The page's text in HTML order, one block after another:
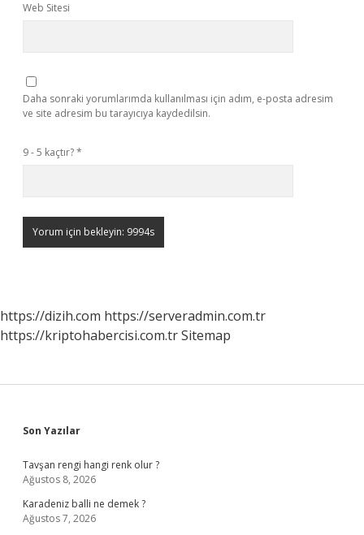
Web Sitesi
Daha sonraki yorumlarımda kullanılması için adım, e-posta adresim
ve site adresim bu tarayıcıya kaydedilsin.
9 - 5 kaçtır?*
https://dizih.com https://serveradmin.com.tr
https://kriptohabercisi.com.trSitemap
Sidebar
Son Yazılar
Tavşan rengi hangi renk olur ?
Ağustos 8, 2026
Karadeniz balli ne demek ?
Ağustos 7, 2026